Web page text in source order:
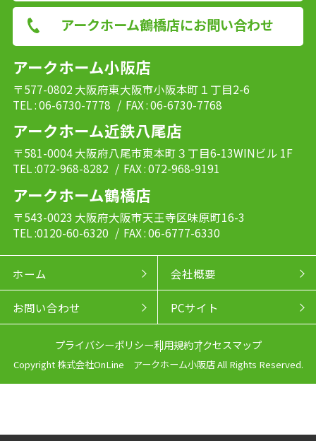
アークホーム鶴橋店にお問い合わせ
アークホーム小阪店
〒577-0802 大阪府東大阪市小阪本町１丁目2-6
TEL : 06-6730-7778 / FAX : 06-6730-7768
アークホーム近鉄八尾店
〒581-0004 大阪府八尾市東本町３丁目6-13WINビル 1F
TEL :072-968-8282 / FAX : 072-968-9191
アークホーム鶴橋店
〒543-0023 大阪府大阪市天王寺区味原町16-3
TEL :0120-60-6320 / FAX : 06-6777-6330
ホーム 会社概要
お問い合わせ PCサイト
プライバシーポリシー利用規約アクセスマップ
Copyright 株式会社OnLine アークホーム小阪店 All Rights Reserved.